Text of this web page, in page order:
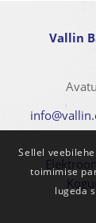
Vallin
Sellel
toimimise
lugeda